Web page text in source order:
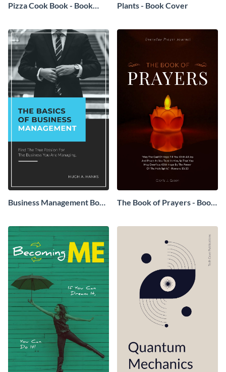
Pizza Cook Book - Book
Plants - Book Cover
Business Management Book
The Book of Prayers - Book